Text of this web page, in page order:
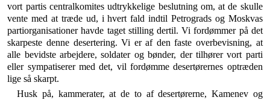
vort partis centralkomites udtrykkelige beslut­ning om, at de skulle
vente med at træde ud, i hvert fald ind­til Petrograds og Moskvas
partiorganisationer havde taget stil­ling dertil. Vi fordømmer på det
skarpeste denne desertering. Vi er af den faste overbevisning, at
alle bevidste arbejdere, soldater og bønder, der tilhører vort parti
eller sympatiserer med det, vil fordømme desertørernes optræden
lige så skarpt.
Husk på, kammerater, at de to af desertørerne, Kamenev og